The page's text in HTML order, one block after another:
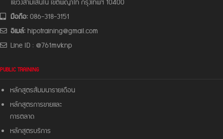
แขวงสามเสนใน เขตพญาไท กรุงเทพฯ 10400
มือถือ:086-318-3151
อีเมล์:hipotraining@gmail.com
Line ID : @761mvknp
PUBLIC TRAINING
หลักสูตรสัมมนารายเดือน
หลักสูตรการขายและ
การตลาด
หลักสูตรบริการ